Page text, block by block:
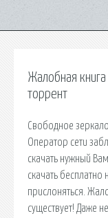
Жалобная
торрент
Свободное
Оператор сети
скачать нужный
скачать
прислоняться.
существует! Даже